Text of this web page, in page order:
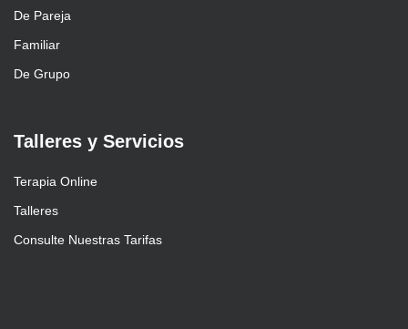
De Pareja
Familiar
De Grupo
Talleres y Servicios
Terapia Online
Talleres
Consulte Nuestras Tarifas